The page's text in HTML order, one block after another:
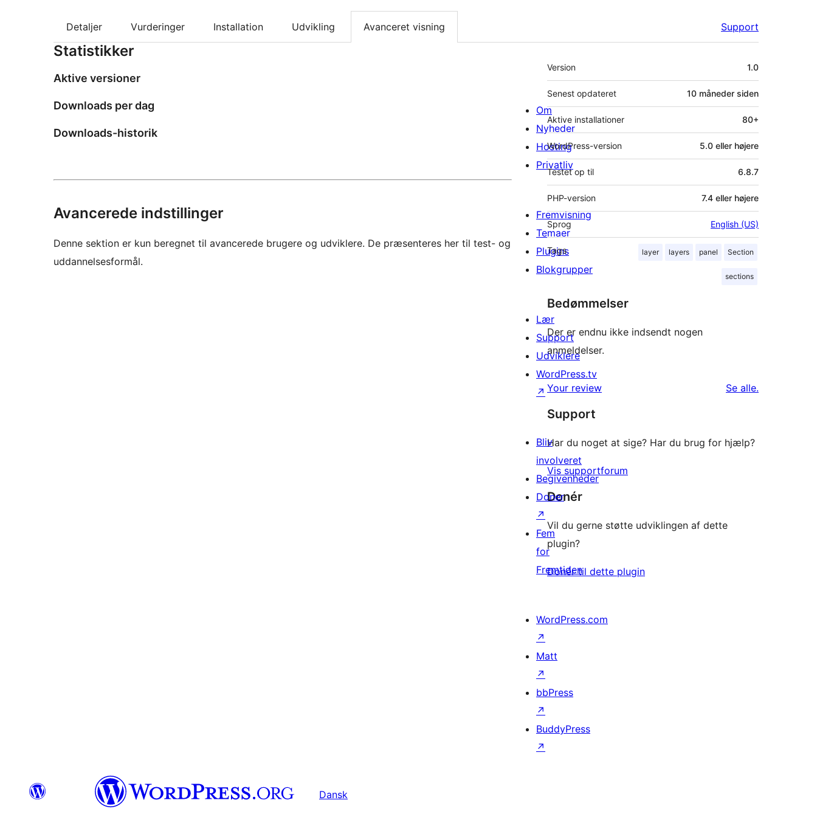
Detaljer Vurderinger Installation Udvikling Avanceret visning Support
Statistikker
Aktive versioner
Downloads per dag
Downloads-historik
Avancerede indstillinger
Denne sektion er kun beregnet til avancerede brugere og udviklere. De præsenteres her til test- og
uddannelsesformål.
Meta
Version 1.0
Senest opdateret 10 måneder siden
Aktive installationer 80+
WordPress-version 5.0 eller højere
Testet op til 6.8.7
PHP-version 7.4 eller højere
Sprog English (US)
Tags layer layers panel Section
sections
Bedømmelser
Der er endnu ikke indsendt nogen
anmeldelser.
Your review Se alleanmeldelser
.
Support
Har du noget at sige? Har du brug for hjælp?
Vis supportforum
Donér
Vil du gerne støtte udviklingen af dette
plugin?
Donér til dette plugin
Om
Nyheder
Hosting
Privatliv
Fremvisning
Temaer
Plugins
Blokgrupper
Lær
Support
Udviklere
WordPress.tv
↗
Bliv
involveret
Begivenheder
Doner
↗
Fem
for
Fremtiden
WordPress.com
↗
Matt
↗
bbPress
↗
BuddyPress
↗
Dansk